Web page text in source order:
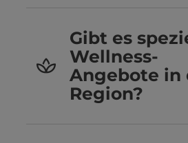
Gibt es
Wellness-
Angebote in
Region?